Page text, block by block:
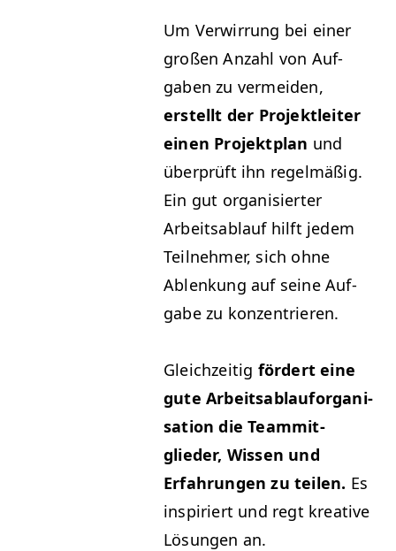
Um Ver­wirrung bei ein­er
großen Anzahl von Auf­
gaben zu ver­mei­den,
erstellt der Pro­jek­tleit­er
einen Pro­jek­t­plan und
über­prüft ihn regelmäßig.
Ein gut organ­isiert­er
Arbeitsablauf hil­ft jedem
Teil­nehmer, sich ohne
Ablenkung auf seine Auf­
gabe zu konzentrieren.
Gle­ichzeit­ig fördert eine
gute Arbeitsablau­for­gan­i­
sa­tion die Team­mit­
glieder, Wis­sen und
Erfahrun­gen zu teilen. Es
inspiri­ert und regt kreative
Lösun­gen an.